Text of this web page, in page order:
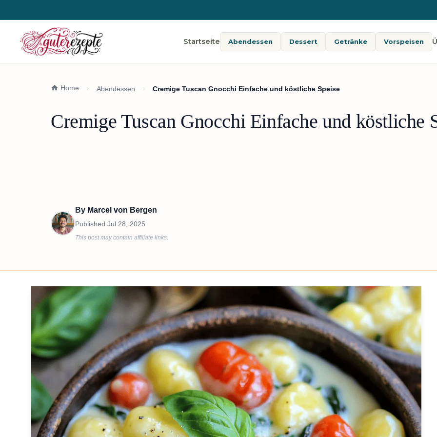
Startseite Abendessen Dessert Getränke Vorspeisen
Home Abendessen Cremige Tuscan Gnocchi Einfache und köstliche Speise
Cremige Tuscan Gnocchi Einfache und köstliche
By Marcel von Bergen
Published Jul 28, 2025
This post may contain affiliate links.